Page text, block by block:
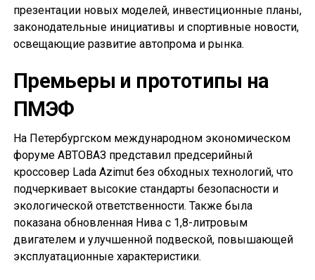
презентации новых моделей, инвестиционные планы,
законодательные инициативы и спортивные новости,
освещающие развитие автопрома и рынка.
Премьеры и прототипы на
ПМЭФ
На Петербургском международном экономическом
форуме АВТОВАЗ представил предсерийный
кроссовер Lada Azimut без обходных технологий, что
подчеркивает высокие стандарты безопасности и
экологической ответственности. Также была
показана обновленная Нива с 1,8-литровым
двигателем и улучшенной подвеской, повышающей
эксплуатационные характеристики.